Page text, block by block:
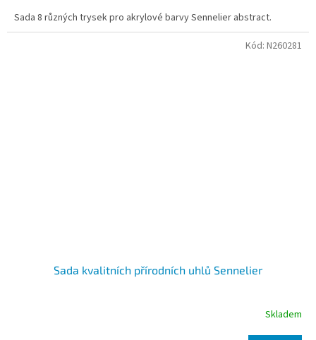
Sada 8 různých trysek pro akrylové barvy Sennelier abstract.
Sada kvalitních přírodních uhlů Sennelier
Skladem
Kód: N260281